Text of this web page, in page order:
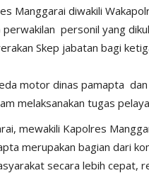
Manggarai diwakili
personil yang
Skep jabatan bagi
motor dinas pamapta
melaksanakan tugas
mewakili Kapolres
merupakan bagian dari
secara lebih cepat,